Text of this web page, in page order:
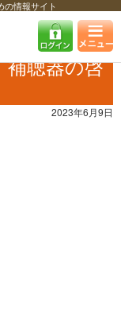
の情報サイト
【6⽉18⽇（⽇）父の
補聴器の啓
2023年6月9日